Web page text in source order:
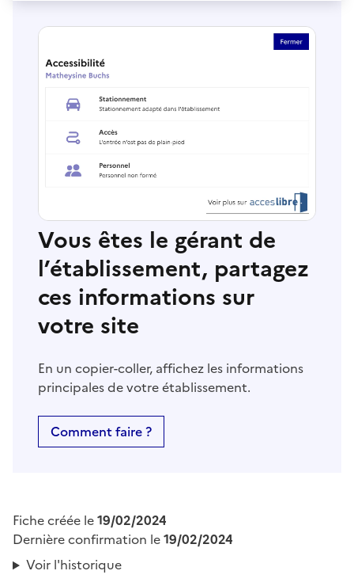
Vous êtes le gérant de
l’établissement, partagez
ces informations sur
votre site
En un copier-coller, affichez les informations
principales de votre établissement.
Comment faire ?
Fiche créée le19/02/2024
Dernière confirmation le19/02/2024
Voir l'historique